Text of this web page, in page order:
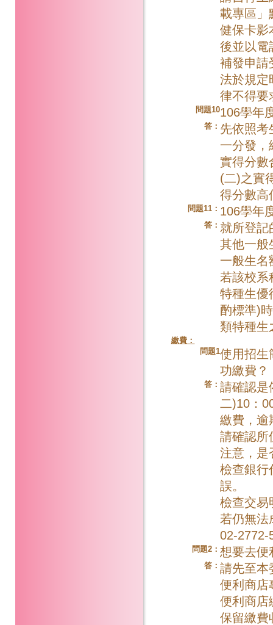
載專區」
健保卡影
後並以電
補發申請
法於規定
律不得要
問題10106學年
答： 先依照考
一分發，
實得分數
(二)之實
得分數高
問題11： 106學年
答： 就所登記
其他一般
一般生名
若該校系
特種生優
酌標準)
類特種生
繳費：
問題1使用招生
功繳費？
答： 請確認是
二)10：
繳費，逾
請確認所
注意，是
檢查銀行
誤。
檢查交易
若仍無法
02-2772-
問題2： 想要去便
答： 請先至本
便利商店
便利商店
保留繳費